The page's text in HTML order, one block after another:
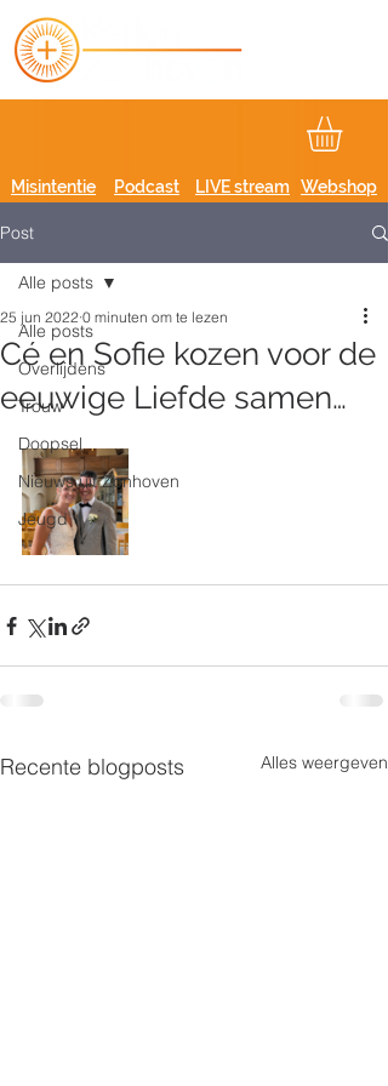
Podcast
Misintentie LIVE stream Webshop
Post
Alle posts
Overlijdens
Trouw
Doopsel
Nieuws uit Zonhoven
Jeugd
Alle posts
Cé en Sofie kozen voor de
eeuwige Liefde samen…
25 jun 2022 0 minuten om te lezen
Recente blogposts Alles weergeven